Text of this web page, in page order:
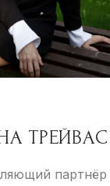
ТРЕЙВАС
партнёр